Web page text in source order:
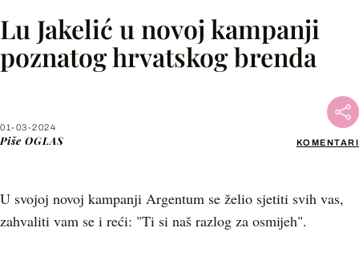
Lu Jakelić u novoj kampanji
poznatog hrvatskog brenda
01-03-2024
Piše OGLAS KOMENTARI
U svojoj novoj kampanji Argentum se želio sjetiti svih vas,
zahvaliti vam se i reći: "Ti si naš razlog za osmijeh".
Facebook